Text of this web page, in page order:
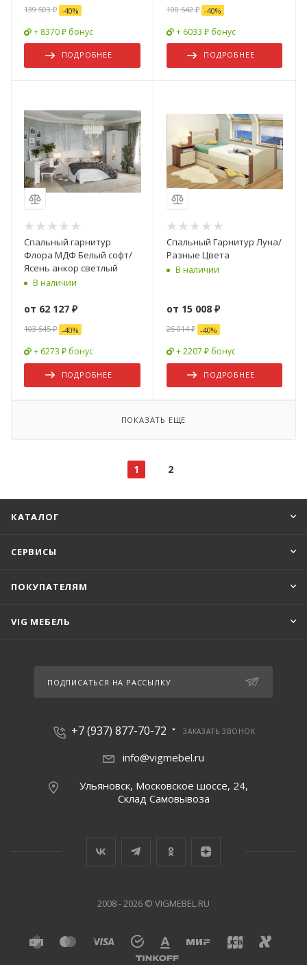
139 503 ₽ -40%
+ 8370 ₽ бонус
ПОДРОБНЕЕ
100 542 ₽ -40%
+ 6033 ₽ бонус
ПОДРОБНЕЕ
Спальный гарнитур
Флора МДФ Белый софт/
Ясень анкор светлый
В наличии
от 62 127 ₽
103 545 ₽ -40%
+ 6273 ₽ бонус
ПОДРОБНЕЕ
Спальный Гарнитур Луна/
Разные Цвета
В наличии
от 15 008 ₽
25 014 ₽ -40%
+ 2207 ₽ бонус
ПОДРОБНЕЕ
ПОКАЗАТЬ ЕЩЕ
1 2
КАТАЛОГ
СЕРВИСЫ
ПОКУПАТЕЛЯМ
VIG МЕБЕЛЬ
ПОДПИСАТЬСЯ НА РАССЫЛКУ
+7 (937) 877-70-72 ЗАКАЗАТЬ ЗВОНОК
info@vigmebel.ru
Ульяновск, Московское шоссе, 24,
Склад Cамовывоза
2008 - 2026 © VIGMEBEL.RU